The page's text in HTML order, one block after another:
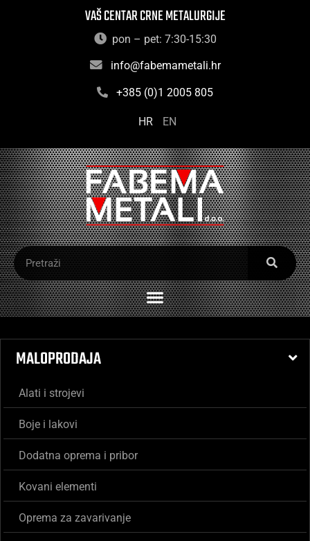
VAŠ CENTAR CRNE METALURGIJE
pon – pet: 7:30-15:30
info@fabemametali.hr
+385 (0)1 2005 805
HR EN
MALOPRODAJA
Alati i strojevi
Boje i lakovi
Dodatna oprema i pribor
Kovani elementi
Oprema za zavarivanje